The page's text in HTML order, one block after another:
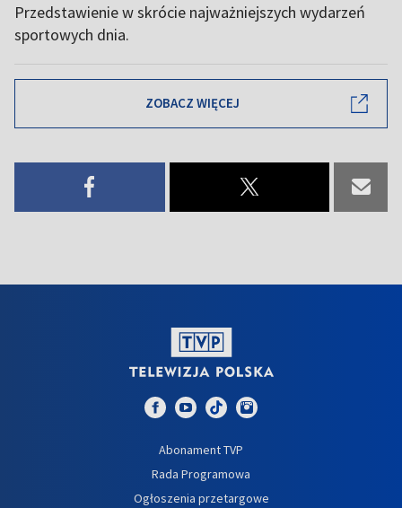
Przedstawienie w skrócie najważniejszych wydarzeń
sportowych dnia.
ZOBACZ WIĘCEJ
Abonament TVP
Rada Programowa
Ogłoszenia przetargowe